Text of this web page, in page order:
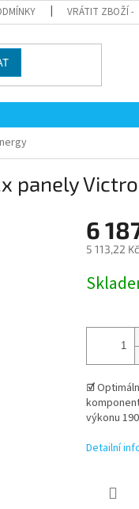
VRÁTIT ZBOŽÍ -
panely
6
5 113,22
cena:
☑
výkonu
Detailní